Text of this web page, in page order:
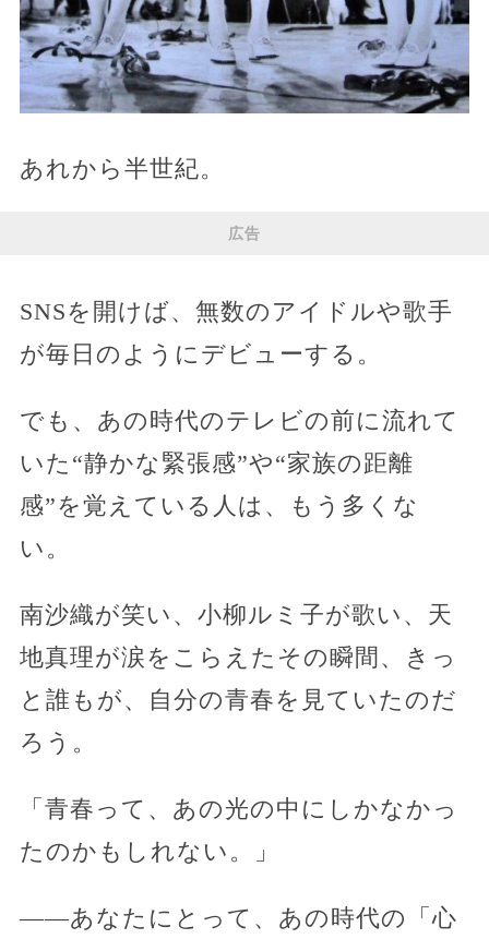
あれから半世紀。
広告
SNSを開けば、無数のアイドルや歌手
が毎日のようにデビューする。
でも、あの時代のテレビの前に流れて
いた“静かな緊張感”や“家族の距離
感”を覚えている人は、もう多くな
い。
南沙織が笑い、小柳ルミ子が歌い、天
地真理が涙をこらえたその瞬間、きっ
と誰もが、自分の青春を見ていたのだ
ろう。
「青春って、あの光の中にしかなかっ
たのかもしれない。」
——あなたにとって、あの時代の「心